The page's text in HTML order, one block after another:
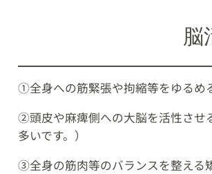
脳
①全身への筋緊張や拘縮等をゆるめ
②頭皮や麻痺側への大脳を活性させ
多いです。）
③全身の筋肉等のバランスを整える